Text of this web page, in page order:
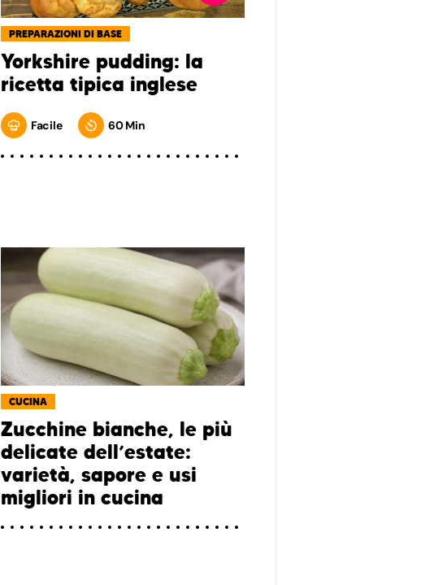
PREPARAZIONI DI BASE
Yorkshire pudding: la
ricetta tipica inglese
Facile 60 Min
CUCINA
Zucchine bianche, le più
delicate dell’estate:
varietà, sapore e usi
migliori in cucina